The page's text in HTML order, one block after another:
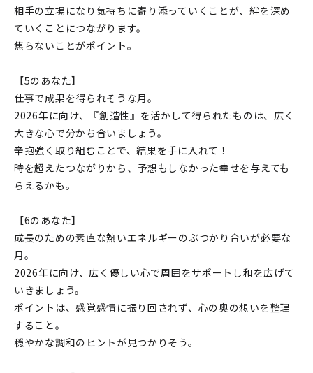
相手の立場になり気持ちに寄り添っていくことが、絆を深め
ていくことにつながります。
焦らないことがポイント。
【5のあなた】
仕事で成果を得られそうな月。
2026年に向け、『創造性』を活かして得られたものは、広く
大きな心で分かち合いましょう。
辛抱強く取り組むことで、結果を手に入れて！
時を超えたつながりから、予想もしなかった幸せを与えても
らえるかも。
【6のあなた】
成長のための素直な熱いエネルギーのぶつかり合いが必要な
月。
2026年に向け、広く優しい心で周囲をサポートし和を広げて
いきましょう。
ポイントは、感覚感情に振り回されず、心の奥の想いを整理
すること。
穏やかな調和のヒントが見つかりそう。